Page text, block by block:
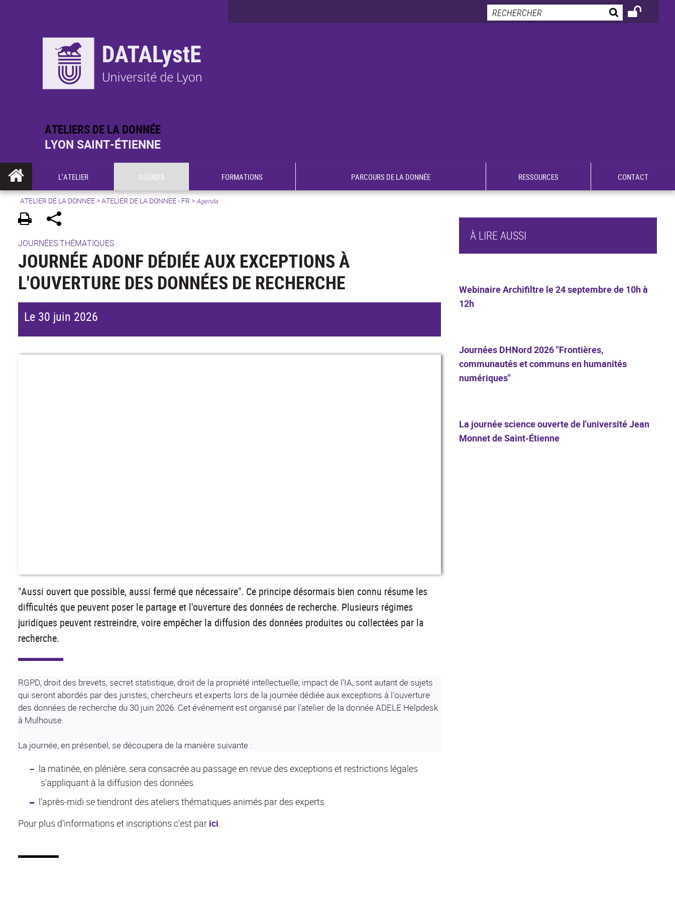
ATELIERS DE LA DONNÉE
LYON SAINT-ÉTIENNE
L'ATELIER AGENDA FORMATIONS PARCOURS DE LA DONNÉE RESSOURCES CONTACT
ATELIER DE LA DONNEE>ATELIER DE LA DONNEE - FR >Agenda
JOURNÉES THÉMATIQUES
JOURNÉE ADONF DÉDIÉE AUX EXCEPTIONS À
L'OUVERTURE DES DONNÉES DE RECHERCHE
Le 30 juin 2026
"Aussi ouvert que possible, aussi fermé que nécessaire". Ce principe désormais bien connu résume les
difficultés que peuvent poser le partage et l'ouverture des données de recherche. Plusieurs régimes
juridiques peuvent restreindre, voire empêcher la diffusion des données produites ou collectées par la
recherche.
RGPD, droit des brevets, secret statistique, droit de la propriété intellectuelle, impact de l'IA, sont autant de sujets
qui seront abordés par des juristes, chercheurs et experts lors de la journée dédiée aux exceptions à l'ouverture
des données de recherche du 30 juin 2026. Cet événement est organisé par l'atelier de la donnée ADELE Helpdesk
à Mulhouse.
La journée, en présentiel, se découpera de la manière suivante :
la matinée, en plénière, sera consacrée au passage en revue des exceptions et restrictions légales
s'appliquant à la diffusion des données.
l'après-midi se tiendront des ateliers thématiques animés par des experts
Pour plus d'informations et inscriptions c'est par ici
À LIRE AUSSI
Webinaire Archifiltre le 24 septembre de 10h à
12h
Journées DHNord 2026 "Frontières,
communautés et communs en humanités
numériques"
La journée science ouverte de l'université Jean
Monnet de Saint-Étienne